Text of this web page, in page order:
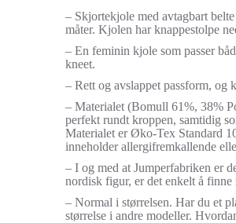
– Skjortekjole med avtagbart
måter. Kjolen har knappestolpe
– En feminin kjole som passer
kneet.
– Rett og avslappet passform, og
– Materialet (Bomull 61%, 38%
perfekt rundt kroppen, samtidig
Materialet er Øko-Tex Standard
inneholder allergifremkallende
– I og med at Jumperfabriken er
nordisk figur, er det enkelt å
– Normal i størrelsen. Har du et
størrelse i andre modeller.